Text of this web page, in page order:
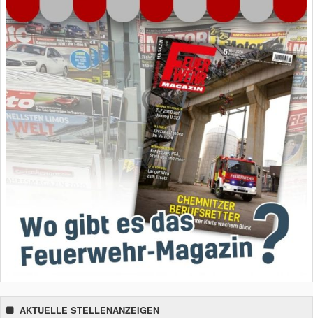
AKTUELLE STELLENANZEIGEN